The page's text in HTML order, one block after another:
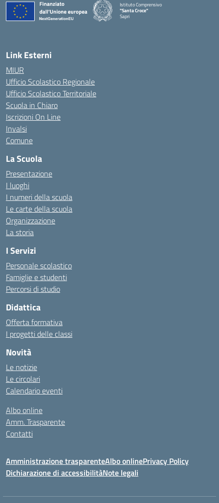
Istituto Comprensivo
"Santa Croce"
Sapri
— Visita la pagina iniziale della scuola
Link Esterni
MIUR
Ufficio Scolastico Regionale
Ufficio Scolastico Territoriale
Scuola in Chiaro
Iscrizioni On Line
Invalsi
Comune
La Scuola
Presentazione
I luoghi
I numeri della scuola
Le carte della scuola
Organizzazione
La storia
I Servizi
Personale scolastico
Famiglie e studenti
Percorsi di studio
Didattica
Offerta formativa
I progetti delle classi
Novità
Le notizie
Le circolari
Calendario eventi
Albo online
Amm. Trasparente
Contatti
Amministrazione trasparenteAlbo onlinePrivacy Policy
Dichiarazione di accessibilitàNote legali